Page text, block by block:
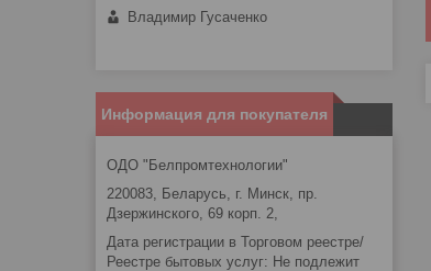
Владимир Гусаченко
Информация для покупателя
ОДО "Белпромтехнологии"
220083, Беларусь, г. Минск, пр.
Дзержинского, 69 корп. 2,
Дата регистрации в Торговом реестре/
Реестре бытовых услуг: Не подлежит